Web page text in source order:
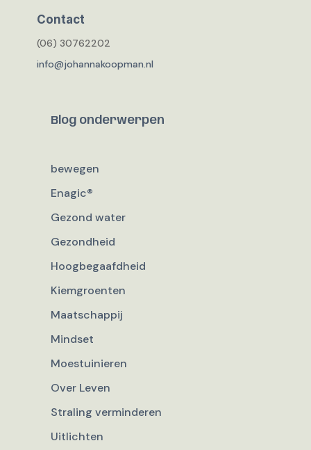
Contact
(06) 30762202
info@johannakoopman.nl
Blog onderwerpen
bewegen
Enagic®
Gezond water
Gezondheid
Hoogbegaafdheid
Kiemgroenten
Maatschappij
Mindset
Moestuinieren
Over Leven
Straling verminderen
Uitlichten